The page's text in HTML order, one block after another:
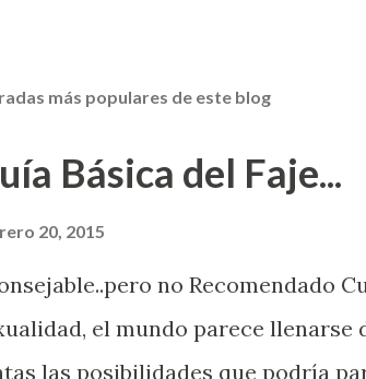
más populares de este blog
Básica del Faje...
20, 2015
no Recomendado
el mundo parece llenarse
las posibilidades que podría